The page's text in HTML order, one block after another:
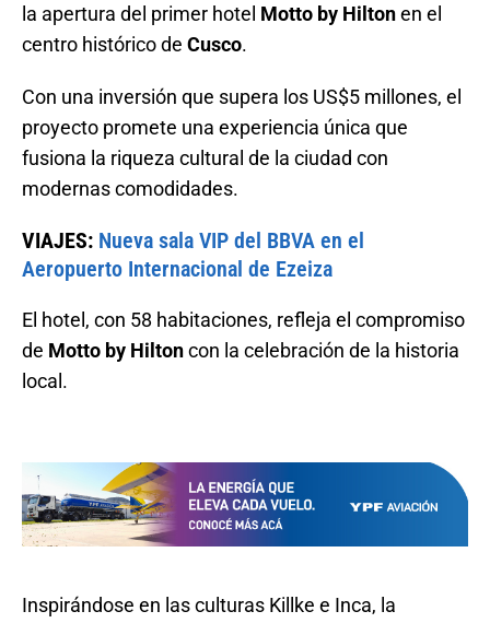
la apertura del primer hotel Motto by Hiltonen el
centro histórico de Cusco.
Con una inversión que supera los US$5 millones, el
proyecto promete una experiencia única que
fusiona la riqueza cultural de la ciudad con
modernas comodidades.
VIAJES: Nueva sala VIP del BBVA en el
Aeropuerto Internacional de Ezeiza
El hotel, con 58 habitaciones, refleja el compromiso
de Motto by Hiltoncon la celebración de la historia
local.
Inspirándose en las culturas Killke e Inca, la